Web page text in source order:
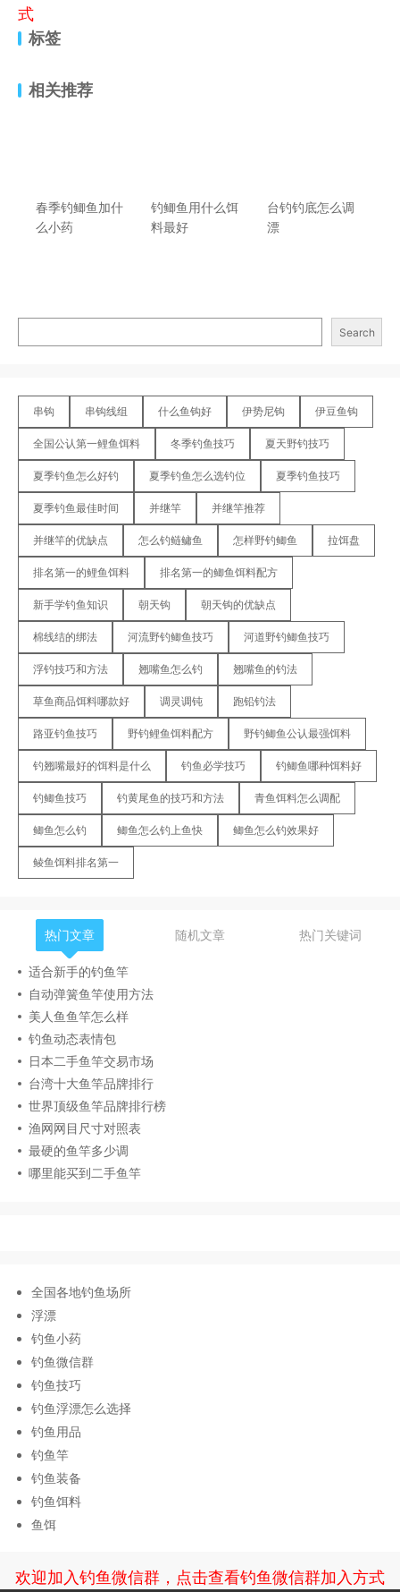
式
标签
相关推荐
春季钓鲫鱼加什
么小药
钓鲫鱼用什么饵
料最好
台钓钓底怎么调
漂
Search
串钩 串钩线组 什么鱼钩好 伊势尼钩 伊豆鱼钩
全国公认第一鲤鱼饵料 冬季钓鱼技巧 夏天野钓技巧
夏季钓鱼怎么好钓 夏季钓鱼怎么选钓位 夏季钓鱼技巧
夏季钓鱼最佳时间 并继竿 并继竿推荐
并继竿的优缺点 怎么钓鲢鳙鱼 怎样野钓鲫鱼 拉饵盘
排名第一的鲤鱼饵料 排名第一的鲫鱼饵料配方
新手学钓鱼知识 朝天钩 朝天钩的优缺点
棉线结的绑法 河流野钓鲫鱼技巧 河道野钓鲫鱼技巧
浮钓技巧和方法 翘嘴鱼怎么钓 翘嘴鱼的钓法
草鱼商品饵料哪款好 调灵调钝 跑铅钓法
路亚钓鱼技巧 野钓鲤鱼饵料配方 野钓鲫鱼公认最强饵料
钓翘嘴最好的饵料是什么 钓鱼必学技巧 钓鲫鱼哪种饵料好
钓鲫鱼技巧 钓黄尾鱼的技巧和方法 青鱼饵料怎么调配
鲫鱼怎么钓 鲫鱼怎么钓上鱼快 鲫鱼怎么钓效果好
鲮鱼饵料排名第一
热门文章 随机文章 热门关键词
适合新手的钓鱼竿
自动弹簧鱼竿使用方法
美人鱼鱼竿怎么样
钓鱼动态表情包
日本二手鱼竿交易市场
台湾十大鱼竿品牌排行
世界顶级鱼竿品牌排行榜
渔网网目尺寸对照表
最硬的鱼竿多少调
哪里能买到二手鱼竿
全国各地钓鱼场所
浮漂
钓鱼小药
钓鱼微信群
钓鱼技巧
钓鱼浮漂怎么选择
钓鱼用品
钓鱼竿
钓鱼装备
钓鱼饵料
鱼饵
欢迎加入钓鱼微信群，点击查看钓鱼微信群加入方式